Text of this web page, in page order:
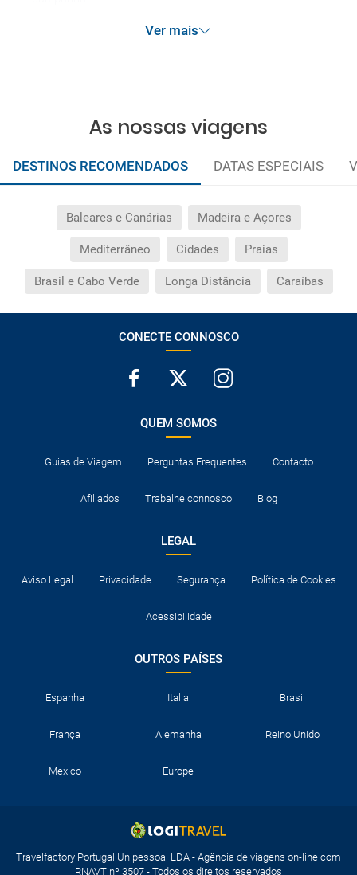
Ver mais
As nossas viagens
DESTINOS RECOMENDADOS DATAS ESPECIAIS
Baleares e Canárias Madeira e Açores
Mediterrâneo Cidades Praias
Brasil e Cabo Verde Longa Distância Caraíbas
CONECTE CONNOSCO
QUEM SOMOS
Guias de Viagem Perguntas Frequentes Contacto
Afiliados Trabalhe connosco Blog
LEGAL
Aviso Legal Privacidade Segurança Política de Cookies
Acessibilidade
OUTROS PAÍSES
Espanha Italia Brasil
França Alemanha Reino Unido
Mexico Europe
Travelfactory Portugal Unipessoal LDA - Agência de viagens on-line com
RNAVT nº 3507 - Todos os direitos reservados